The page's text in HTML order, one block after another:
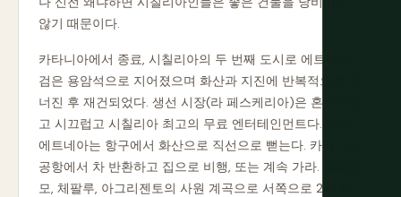
않기 때문이다.
카타니아에서 종료, 시칠리아의 두 번째 도시로 에트나의
검은 용암석으로 지어졌으며 화산과 지진에 반복적으로 무
너진 후 재건되었다. 생선 시장(라 페스케리아)은 혼란스럽
고 시끄럽고 시칠리아 최고의 무료 엔터테인먼트다. 비아
에트네아는 항구에서 화산으로 직선으로 뻗는다. 카타니아
공항에서 차 반환하고 집으로 비행, 또는 계속 가라. 팔레르
모, 체팔루, 아그리젠토의 사원 계곡으로 서쪽으로 2주 더